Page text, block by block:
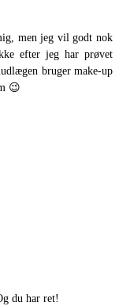
men jeg vil godt nok
efter jeg har prøvet
bruger make-up
😉
du har ret!